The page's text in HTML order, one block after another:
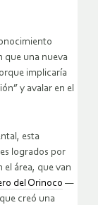
que una nueva
implicaría
y avalar en el
esta
logrados por
área, que van
del Orinoco —
creó una